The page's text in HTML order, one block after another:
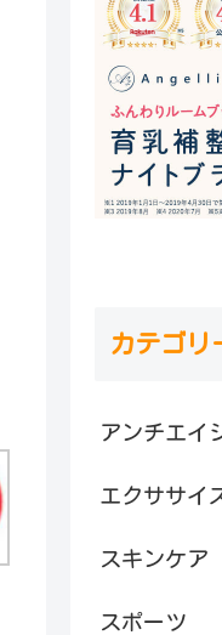
カテゴリ
アンチエイ
エクササイ
スキンケア
スポーツ